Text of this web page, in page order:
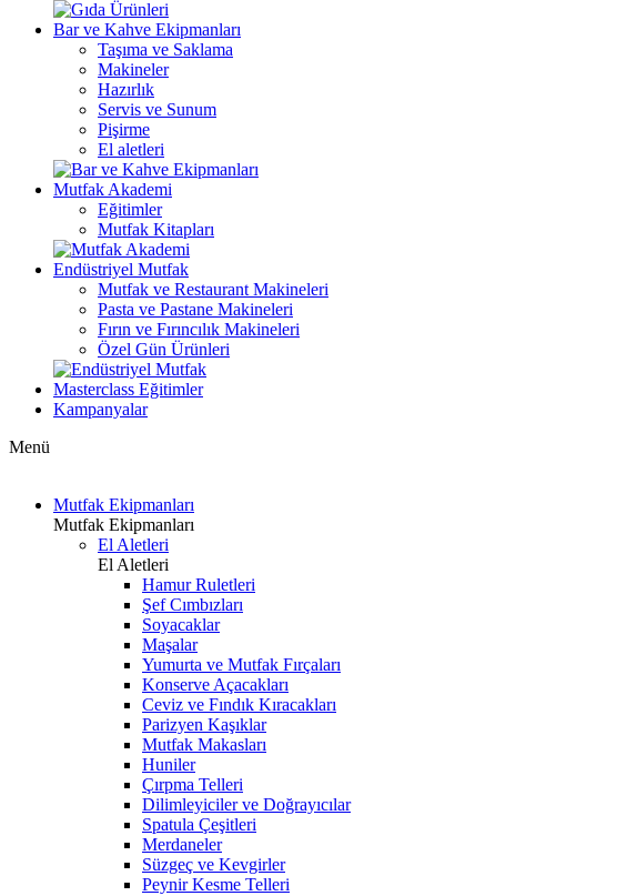
Bar ve Kahve Ekipmanları
Taşıma ve Saklama
Makineler
Hazırlık
Servis ve Sunum
Pişirme
El aletleri
Mutfak Akademi
Eğitimler
Mutfak Kitapları
Endüstriyel Mutfak
Mutfak ve Restaurant Makineleri
Pasta ve Pastane Makineleri
Fırın ve Fırıncılık Makineleri
Özel Gün Ürünleri
Masterclass Eğitimler
Kampanyalar
Menü
Mutfak Ekipmanları
Mutfak Ekipmanları
El Aletleri
El Aletleri
Hamur Ruletleri
Şef Cımbızları
Soyacaklar
Maşalar
Yumurta ve Mutfak Fırçaları
Konserve Açacakları
Ceviz ve Fındık Kıracakları
Parizyen Kaşıklar
Mutfak Makasları
Huniler
Çırpma Telleri
Dilimleyiciler ve Doğrayıcılar
Spatula Çeşitleri
Merdaneler
Süzgeç ve Kevgirler
Peynir Kesme Telleri